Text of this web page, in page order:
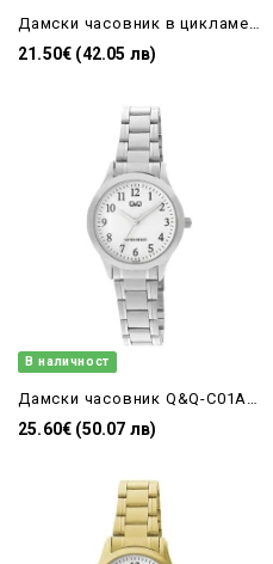
21.50€ (42.05 лв)
В наличност
25.60€ (50.07 лв)